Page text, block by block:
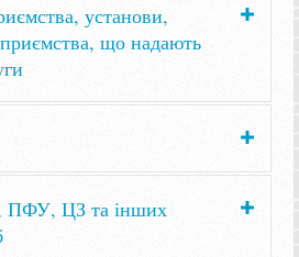
установи,
що надають
ПФУ, ЦЗ та інших